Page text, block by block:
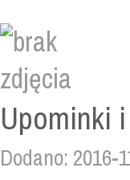
Upominki
Dodano: 2016-